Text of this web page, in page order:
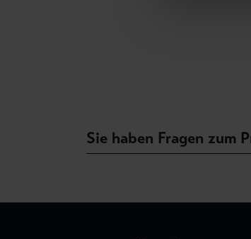
Sie haben Fragen zum